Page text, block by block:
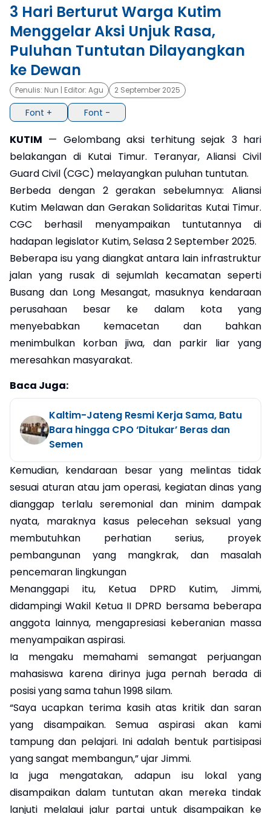
×
3 Hari Berturut Warga Kutim
Menggelar Aksi Unjuk Rasa,
Puluhan Tuntutan Dilayangkan
ke Dewan
Penulis: Nun | Editor: Agu 2 September 2025
Font + Font -
KUTIM — Gelombang aksi terhitung sejak 3 hari
belakangan di Kutai Timur. Teranyar, Aliansi Civil
Guard Civil (CGC) melayangkan puluhan tuntutan.
Berbeda dengan 2 gerakan sebelumnya: Aliansi
Kutim Melawan dan Gerakan Solidaritas Kutai Timur.
CGC berhasil menyampaikan tuntutannya di
hadapan legislator Kutim, Selasa 2 September 2025.
Beberapa isu yang diangkat antara lain infrastruktur
jalan yang rusak di sejumlah kecamatan seperti
Busang dan Long Mesangat, masuknya kendaraan
perusahaan besar ke dalam kota yang
menyebabkan kemacetan dan bahkan
menimbulkan korban jiwa, dan parkir liar yang
meresahkan masyarakat.
Baca Juga:
Kaltim-Jateng Resmi Kerja Sama, Batu
Bara hingga CPO ‘Ditukar’ Beras dan
Semen
Kemudian, kendaraan besar yang melintas tidak
sesuai aturan atau jam operasi, kegiatan dinas yang
dianggap terlalu seremonial dan minim dampak
nyata, maraknya kasus pelecehan seksual yang
membutuhkan perhatian serius, proyek
pembangunan yang mangkrak, dan masalah
pencemaran lingkungan
Menanggapi itu, Ketua DPRD Kutim, Jimmi,
didampingi Wakil Ketua II DPRD bersama beberapa
anggota lainnya, mengapresiasi keberanian massa
menyampaikan aspirasi.
Ia mengaku memahami semangat perjuangan
mahasiswa karena dirinya juga pernah berada di
posisi yang sama tahun 1998 silam.
“Saya ucapkan terima kasih atas kritik dan saran
yang disampaikan. Semua aspirasi akan kami
tampung dan pelajari. Ini adalah bentuk partisipasi
yang sangat membangun,” ujar Jimmi.
Ia juga mengatakan, adapun isu lokal yang
disampaikan dalam tuntutan akan mereka tindak
lanjuti melalaui jalur partai untuk disampaikan ke